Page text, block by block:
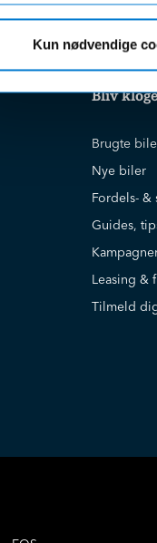
Kun nødvendige
Bliv
Brugte
Nye biler
Fordels- &
Guides,
Leasing &
Tilmeld